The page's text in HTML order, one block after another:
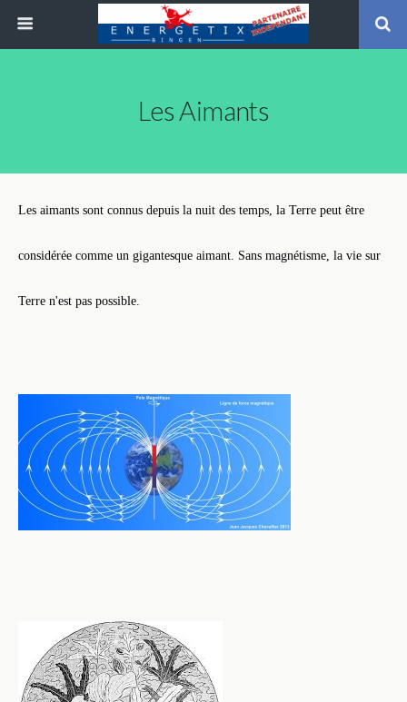
Les Aimants
Les aimants sont connus depuis la nuit des temps, la Terre peut être
considérée comme un gigantesque aimant. Sans magnétisme, la vie sur
Terre n'est pas possible.